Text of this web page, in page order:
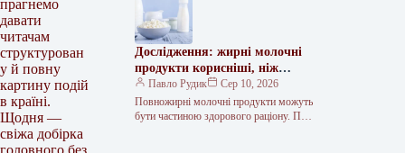
прагнемо
давати
читачам
структурован
у й повну
картину подій
в країні.
Щодня —
свіжа добірка
Дослідження: жирні молочні
продукти корисніші, ніж
думали
Павло Рудик
Сер 10, 2026
Повножирні молочні продукти можуть
бути частиною здорового раціону. Про